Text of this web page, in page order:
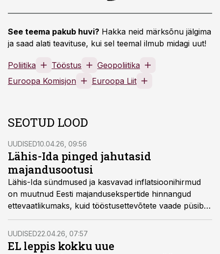
See teema pakub huvi? Hakka neid märksõnu jälgima
ja saad alati teavituse, kui sel teemal ilmub midagi uut!
Poliitika Tööstus
Geopoliitika
Euroopa Komisjon
Euroopa Liit
SEOTUD LOOD
UUDISED10.04.26, 09:56
Lähis-Ida pinged jahutasid
majandusootusi
Lähis-Ida sündmused ja kasvavad inflatsioonihirmud
on muutnud Eesti majandusekspertide hinnangud
ettevaatlikumaks, kuid tööstusettevõtete vaade püsib
rahulikum. Eesti Konjunktuuriinstituudi märtsikuu
küsitluse järgi on tööstuse kindlustunne jäänud
sisuliselt eelmise aasta tasemele, samal ajal kui üldine
UUDISED22.04.26, 07:57
EL leppis kokku uue